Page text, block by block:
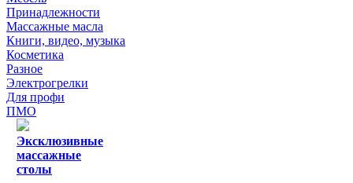
Принадлежности
Массажные масла
Книги, видео, музыка
Косметика
Разное
Электрогрелки
Для профи
ПМО
Эксклюзивные
массажные
столы